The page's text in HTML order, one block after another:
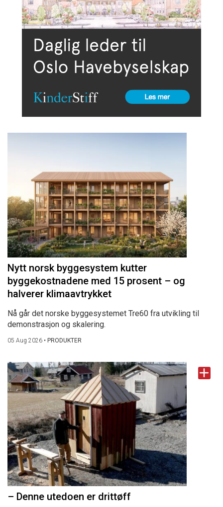
Nytt norsk byggesystem kutter
byggekostnadene med 15 prosent – og
halverer klimaavtrykket
Nå går det norske byggesystemet Tre60 fra utvikling til
demonstrasjon og skalering.
05 Aug 2026 • PRODUKTER
– Denne utedoen er drittøff